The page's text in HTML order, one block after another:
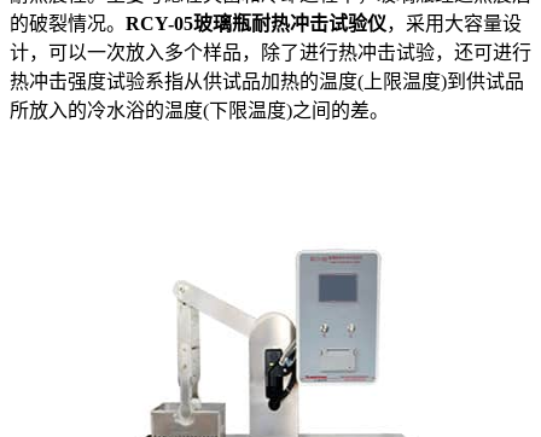
的破裂情况。 RCY-05玻璃瓶耐热冲击试验仪，采用大容量设
计，可以一次放入多个样品，除了进行热冲击试验，还可进行
热冲击强度试验系指从供试品加热的温度(上限温度)到供试品
所放入的冷水浴的温度(下限温度)之间的差。